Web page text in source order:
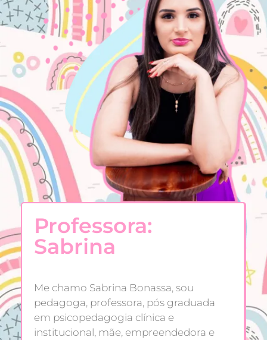
Professora:
Sabrina
Me chamo Sabrina Bonassa, sou
pedagoga, professora, pós graduada
em psicopedagogia clínica e
institucional, mãe, empreendedora e